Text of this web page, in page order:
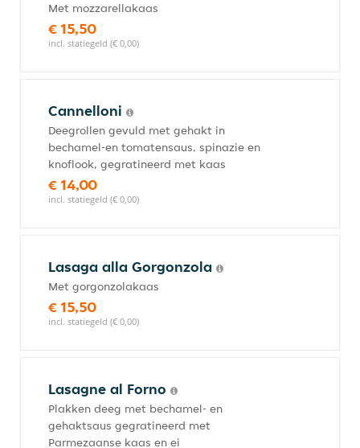
Met mozzarellakaas
€ 15,50
incl. statiegeld (€ 0,00)
Cannelloni
Deegrollen gevuld met gehakt in
bechamel-en tomatensaus, spinazie en
knoflook, gegratineerd met kaas
€ 14,00
incl. statiegeld (€ 0,00)
Lasaga alla Gorgonzola
Met gorgonzolakaas
€ 15,50
incl. statiegeld (€ 0,00)
Lasagne al Forno
Plakken deeg met bechamel- en
gehaktsaus gegratineerd met
Parmezaanse kaas en ei